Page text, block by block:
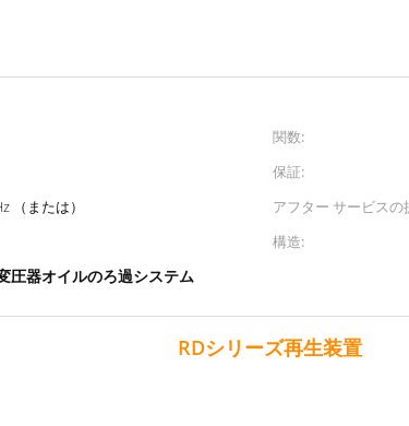
関数:
保証:
（または） アフター サービスの
構造:
圧器オイルのろ過システム
RDシリーズ再生装置